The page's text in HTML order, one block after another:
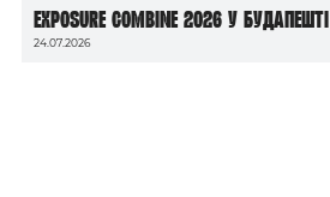
Exposure Combine 2026 у Будапешті
24.07.2026